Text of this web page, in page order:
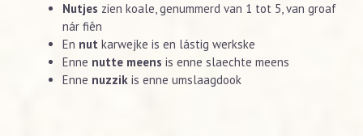
Nutjes zien koale, genummerd van 1 tot 5, van groaf
nár fiên
En nut karwejke is en lástig werkske
Enne nutte meens is enne slaechte meens
Enne nuzzik is enne umslaagdook